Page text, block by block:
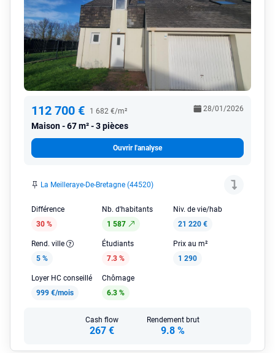
112 700 € 1 682 €/m²
Maison 67 m² - 3 pièces
28/01/2026
Ouvrir l'analyse
La Meilleraye-De-Bretagne (44520)
Différence
30 %
Nb. d'habitants
1 587
Niv. de vie/hab
21 220 €
Rend. ville
5 %
Étudiants
7.3 %
Prix au m²
1 290
Loyer HC conseillé
999 €/mois
Chômage
6.3 %
Cash flow
267 €
Rendement brut
9.8 %